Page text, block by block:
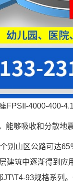
FPSII-4000-400-
能够吸收和分散地
别山区公路可达
建筑中逐渐得到应
93规格系列